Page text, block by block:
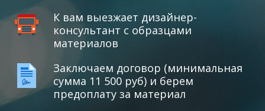
К вам выезжает дизайнер-
консультант с образцами
материалов
Заключаем договор (минимальная
сумма 11 500 руб) и берем
предоплату за материал